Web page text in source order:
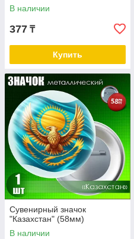
В наличии
377 ₸
Купить
Сувенирный значок
"Казахстан" (58мм)
В наличии